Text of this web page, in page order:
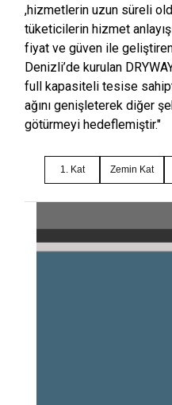
,hizmetlerin uzun süreli
tüketicilerin hizmet
fiyat ve güven ile geliştiren
Denizli’de kurulan
full kapasiteli tesise
ağını genişleterek diğer
götürmeyi hedeflemiştir."